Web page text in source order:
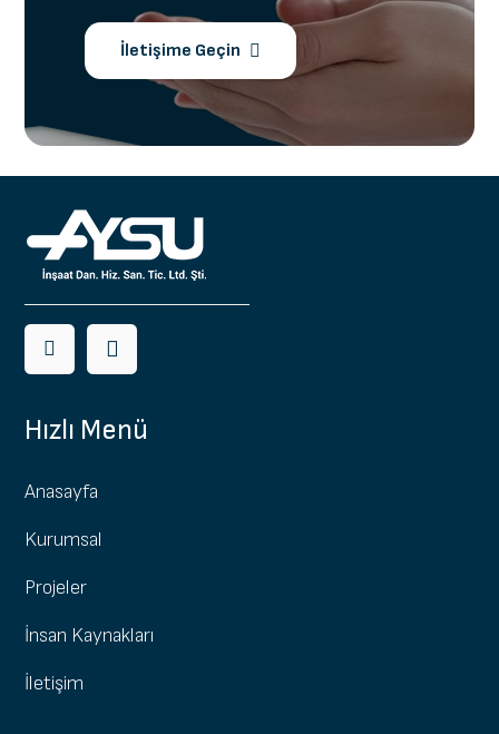
İletişime Geçin
Hızlı Menü
Anasayfa
Kurumsal
Projeler
İnsan Kaynakları
İletişim